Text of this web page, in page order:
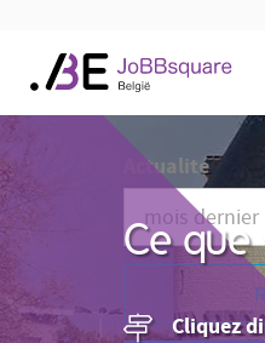
Ce que
Cliquez
Actualité